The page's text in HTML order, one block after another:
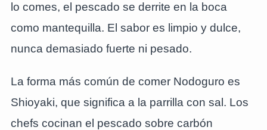
lo comes, el pescado se derrite en la boca
como mantequilla. El sabor es limpio y dulce,
nunca demasiado fuerte ni pesado.
La forma más común de comer Nodoguro es
Shioyaki, que significa a la parrilla con sal. Los
chefs cocinan el pescado sobre carbón